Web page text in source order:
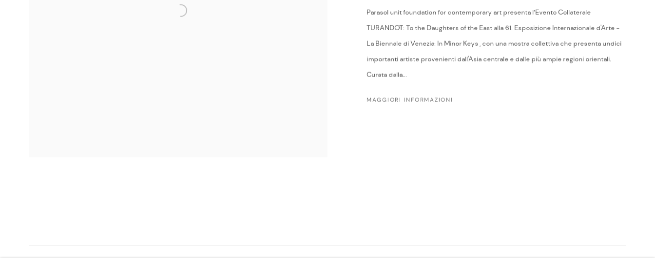
Parasol unit foundation for contemporary art presenta l’Evento Collaterale
TURANDOT: To the Daughters of the East alla 61. Esposizione Internazionale d'Arte -
La Biennale di Venezia: In Minor Keys , con una mostra collettiva che presenta undici
importanti artiste provenienti dall'Asia centrale e dalle più ampie regioni orientali.
Curata dalla...
MAGGIORI INFORMAZIONI